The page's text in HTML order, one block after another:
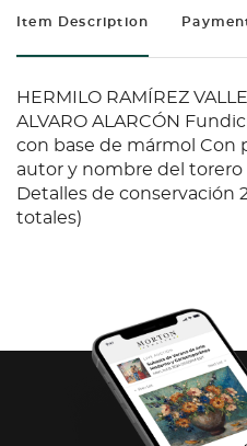
Item Description
HERMILO RAMÍREZ
ALVARO ALARCÓN
con base de mármol Con
autor y nombre del torero
Detalles de conservación
totales)